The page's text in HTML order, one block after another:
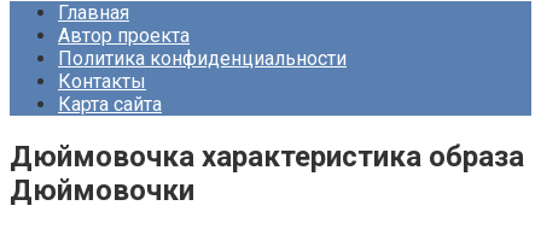
Главная
Автор проекта
Политика конфиденциальности
Контакты
Карта сайта
Дюймовочка характеристика образа
Дюймовочки